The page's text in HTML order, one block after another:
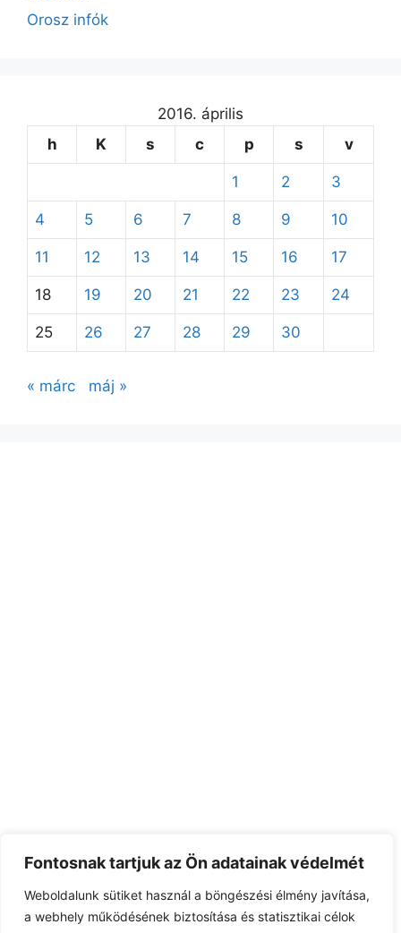
Fontosnak tartjuk az Ön adatainak védelmét
Weboldalunk sütiket használ a böngészési élmény javítása,
a webhely működésének biztosítása és statisztikai célok
Orosz infók
2016. április
h
K s c p s v
1 2 3
4 5 6 7 8 9 10
11 12 13 14 15 16 17
18 19 20 21 22 23 24
25 26 27 28 29 30
« márc máj »